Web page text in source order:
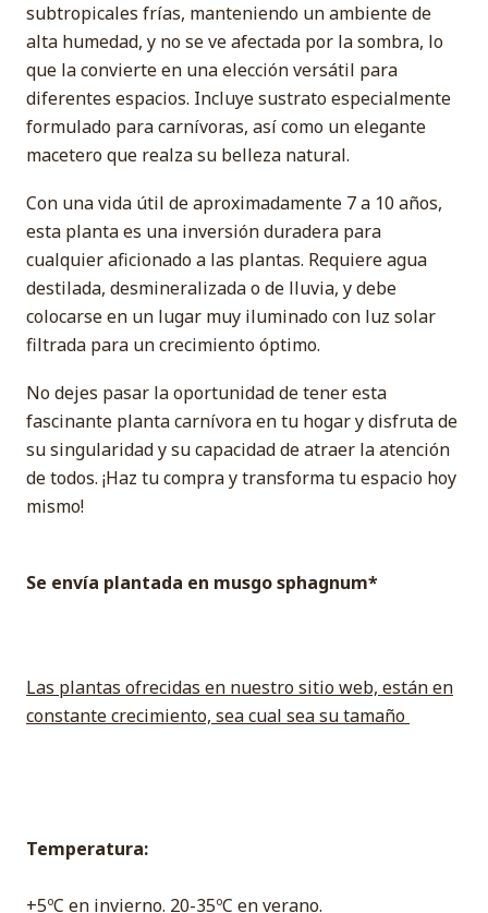
subtropicales frías, manteniendo un ambiente de
alta humedad, y no se ve afectada por la sombra, lo
que la convierte en una elección versátil para
diferentes espacios. Incluye sustrato especialmente
formulado para carnívoras, así como un elegante
macetero que realza su belleza natural.
Con una vida útil de aproximadamente 7 a 10 años,
esta planta es una inversión duradera para
cualquier aficionado a las plantas. Requiere agua
destilada, desmineralizada o de lluvia, y debe
colocarse en un lugar muy iluminado con luz solar
filtrada para un crecimiento óptimo.
No dejes pasar la oportunidad de tener esta
fascinante planta carnívora en tu hogar y disfruta de
su singularidad y su capacidad de atraer la atención
de todos. ¡Haz tu compra y transforma tu espacio hoy
mismo!
Se envía plantada en musgo sphagnum*
Las plantas ofrecidas en nuestro sitio web, están en
constante crecimiento, sea cual sea su tamaño
Temperatura:
+5ºC en invierno. 20-35ºC en verano.